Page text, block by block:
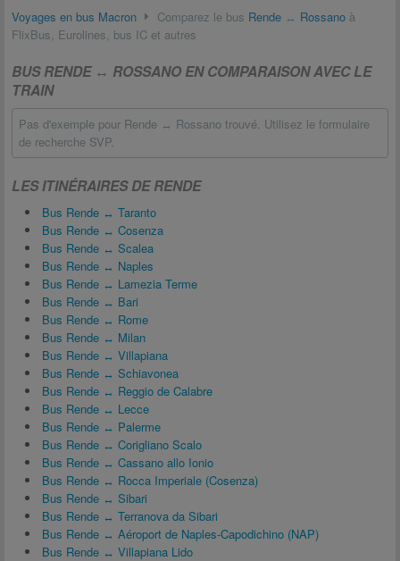
Voyages en bus Macron Comparez le bus Rende ↔ Rossano à
FlixBus, Eurolines, bus IC et autres
BUS RENDE ↔ ROSSANO EN COMPARAISON AVEC LE
TRAIN
Pas d'exemple pour Rende ↔ Rossano trouvé. Utilisez le formulaire
de recherche SVP.
LES ITINÉRAIRES DE RENDE
Bus Rende ↔ Taranto
Bus Rende ↔ Cosenza
Bus Rende ↔ Scalea
Bus Rende ↔ Naples
Bus Rende ↔ Lamezia Terme
Bus Rende ↔ Bari
Bus Rende ↔ Rome
Bus Rende ↔ Milan
Bus Rende ↔ Villapiana
Bus Rende ↔ Schiavonea
Bus Rende ↔ Reggio de Calabre
Bus Rende ↔ Lecce
Bus Rende ↔ Palerme
Bus Rende ↔ Corigliano Scalo
Bus Rende ↔ Cassano allo Ionio
Bus Rende ↔ Rocca Imperiale (Cosenza)
Bus Rende ↔ Sibari
Bus Rende ↔ Terranova da Sibari
Bus Rende ↔ Aéroport de Naples-Capodichino (NAP)
Bus Rende ↔ Villapiana Lido